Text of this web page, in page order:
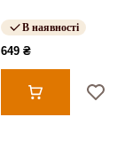
В наявності
649 ₴